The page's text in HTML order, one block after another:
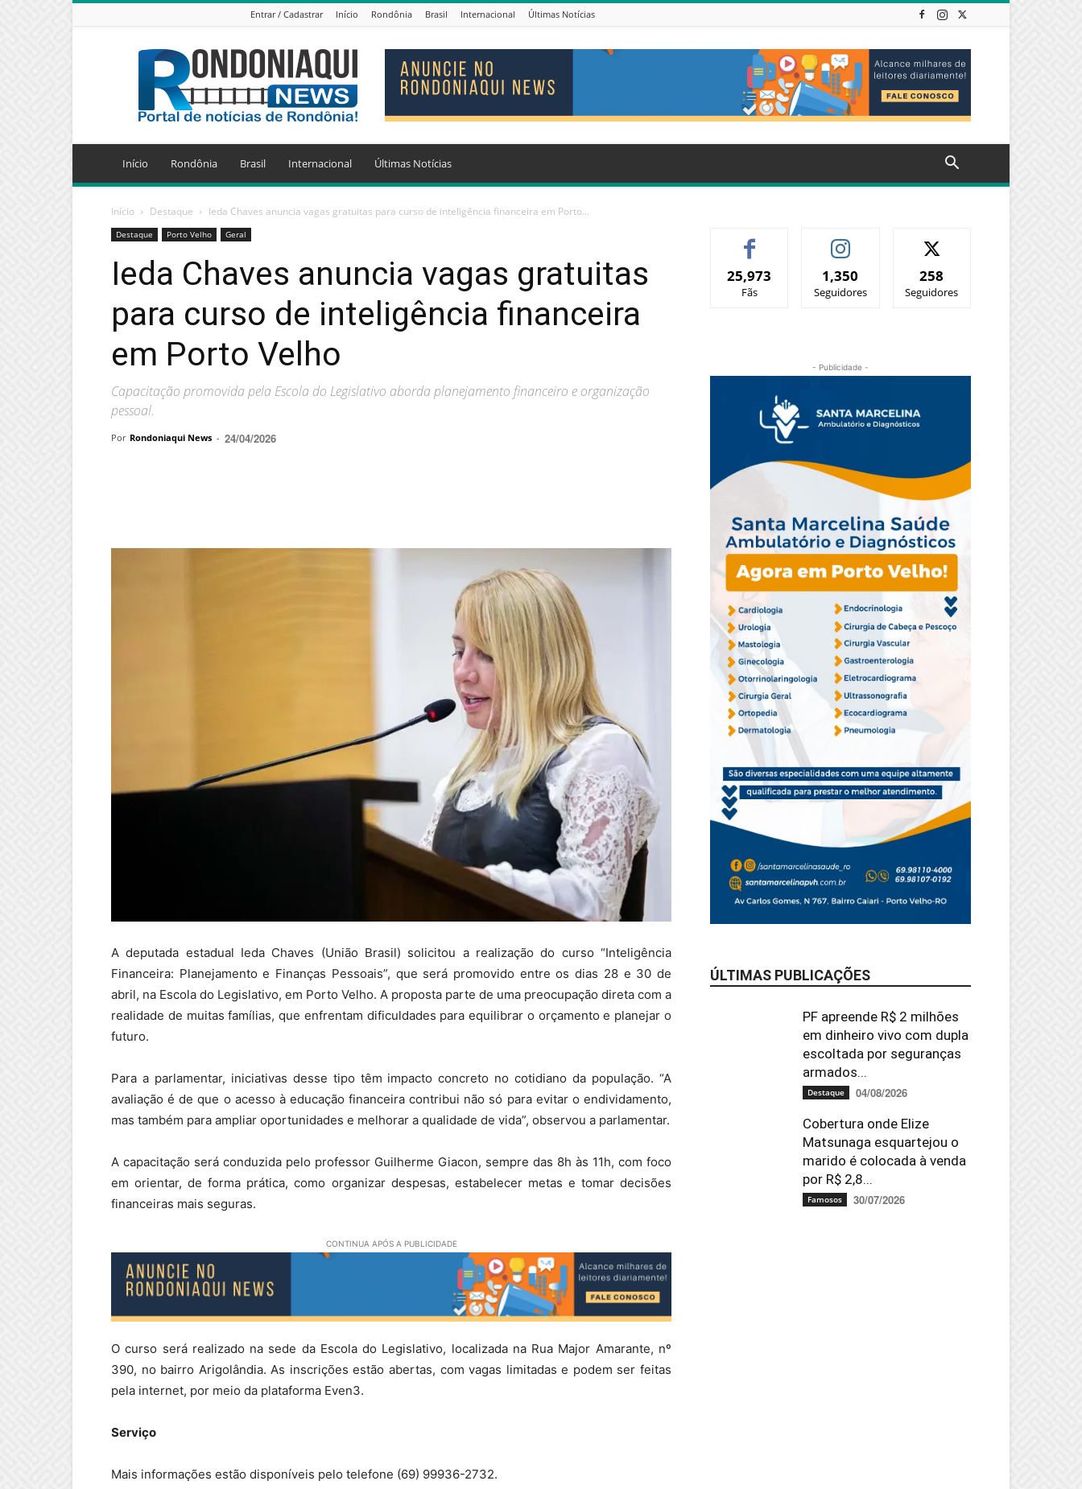
Entrar / Cadastrar Início Rondônia Brasil Internacional Últimas Notícias
Jornal
Eletrônico
Rondoniaqui
News
Início Rondônia Brasil Internacional Últimas Notícias
Início Destaque Ieda Chaves anuncia vagas gratuitas para curso de inteligência financeira em Porto...
Destaque Porto Velho Geral
Ieda Chaves anuncia vagas gratuitas
para curso de inteligência financeira
em Porto Velho
Capacitação promovida pela Escola do Legislativo aborda planejamento financeiro e organização
pessoal.
Por Rondoniaqui News - 24/04/2026
A deputada estadual Ieda Chaves (União Brasil) solicitou a realização do curso “Inteligência
Financeira: Planejamento e Finanças Pessoais”, que será promovido entre os dias 28 e 30 de
abril, na Escola do Legislativo, em Porto Velho. A proposta parte de uma preocupação direta com a
realidade de muitas famílias, que enfrentam dificuldades para equilibrar o orçamento e planejar o
futuro.
Para a parlamentar, iniciativas desse tipo têm impacto concreto no cotidiano da população. “A
avaliação é de que o acesso à educação financeira contribui não só para evitar o endividamento,
mas também para ampliar oportunidades e melhorar a qualidade de vida”, observou a parlamentar.
A capacitação será conduzida pelo professor Guilherme Giacon, sempre das 8h às 11h, com foco
em orientar, de forma prática, como organizar despesas, estabelecer metas e tomar decisões
financeiras mais seguras.
CONTINUA APÓS A PUBLICIDADE
O curso será realizado na sede da Escola do Legislativo, localizada na Rua Major Amarante, nº
390, no bairro Arigolândia. As inscrições estão abertas, com vagas limitadas e podem ser feitas
pela internet, por meio da plataforma Even3.
Serviço
Mais informações estão disponíveis pelo telefone (69) 99936-2732.
25,973
Fãs
1,350
Seguidores
258
Seguidores
- Publicidade -
ÚLTIMAS PUBLICAÇÕES
PF apreende R$ 2 milhões
em dinheiro vivo com dupla
escoltada por seguranças
armados...
Destaque 04/08/2026
Cobertura onde Elize
Matsunaga esquartejou o
marido é colocada à venda
por R$ 2,8...
Famosos 30/07/2026